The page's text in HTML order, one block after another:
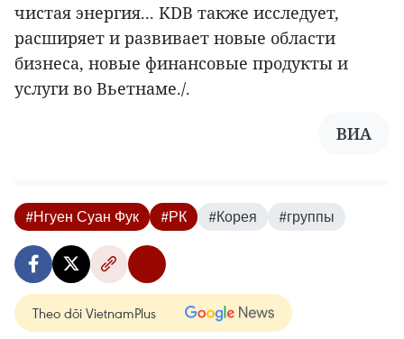
чистая энергия... KDB также исследует,
расширяет и развивает новые области
бизнеса, новые финансовые продукты и
услуги во Вьетнаме./.
ВИА
#Нгуен Суан Фук #РК #Корея #группы
Theo dõi VietnamPlus